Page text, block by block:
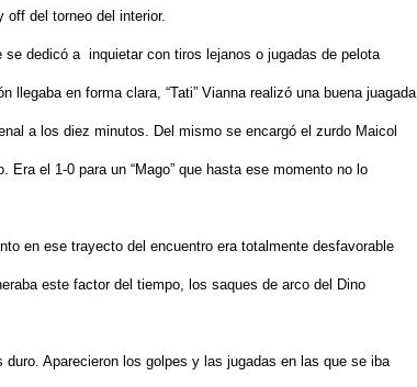
off del torneo del interior.
se dedicó a inquietar con tiros lejanos o jugadas de pelota
en forma clara, “Tati” Vianna realizó una buena juagada
a los diez minutos. Del mismo se encargó el zurdo Maicol
el 1-0 para un “Mago” que hasta ese momento no lo
en ese trayecto del encuentro era totalmente desfavorable
este factor del tiempo, los saques de arco del Dino
Aparecieron los golpes y las jugadas en las que se iba